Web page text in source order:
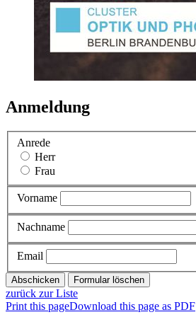
Anmeldung
Anrede
Herr
Frau
Vorname
Nachname
Email
zurück zur Liste
Print this pageDownload this page as PDF